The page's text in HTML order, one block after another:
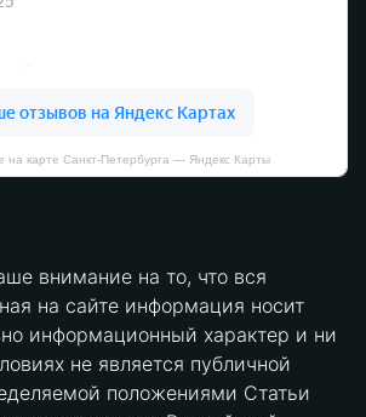
на карте Санкт‑Петербурга — Яндекс Карты
внимание на то, что вся
на сайте информация носит
информационный характер и ни
не является публичной
положениями Статьи